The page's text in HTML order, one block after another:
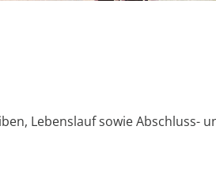
Lebenslauf sowie Abschluss-